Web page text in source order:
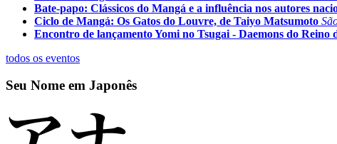
Bate-papo: Clássicos do Mangá e a influência nos autores
Ciclo de Mangá: Os Gatos do Louvre, de Taiyo Matsumoto
Encontro de lançamento Yomi no Tsugai - Daemons do Reino
todos os eventos
Seu Nome em Japonês